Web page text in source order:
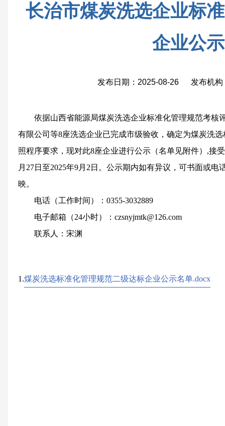
长治市煤炭洗选企业标
企业公示
发布日期：2025-08-26 发布机构
依据山西省能源局煤炭洗选企业标准化管理规范考核
有限公司等8座洗选企业已完成市级验收，确定为煤炭洗
照程序要求，现对此8座企业进行公示（名单见附件）,接
月27日至2025年9月2日。公示期内如有异议，可书面或
映。
电话（工作时间）： 0355-3032889
电子邮箱（24小时） ： czsnyjmtk@126.com
联系人：宋渊
1.煤炭洗选标准化管理规范二级达标企业公示名单.docx